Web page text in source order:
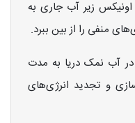
زیر آب جاری به
منفی را از بین ببرد.
در آب نمک دریا به مدت
و تجدید انرژی‌های